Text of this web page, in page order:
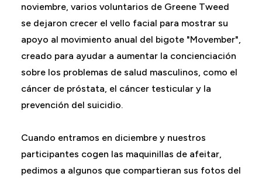
noviembre, varios voluntarios de Greene Tweed
se dejaron crecer el vello facial para mostrar su
apoyo al movimiento anual del bigote "Movember",
creado para ayudar a aumentar la concienciación
sobre los problemas de salud masculinos, como el
cáncer de próstata, el cáncer testicular y la
prevención del suicidio.
Cuando entramos en diciembre y nuestros
participantes cogen las maquinillas de afeitar,
pedimos a algunos que compartieran sus fotos del